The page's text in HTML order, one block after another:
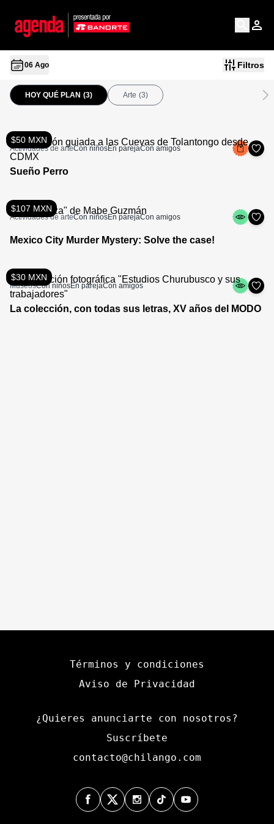
06 Ago Filtros
HOY QUÉ PLAN (3) Arte (3)
$50 MXN
Actividades de arteCon niñosEn parejaCon amigos
Sueño Perro
$107 MXN
Actividades de arteCon niñosEn parejaCon amigos
Mexico City Murder Mystery: Solve the case!
$30 MXN
MuseosCon niñosEn parejaCon amigos
La colección, con todas sus letras, XV años del MODO
Términos y condiciones
Aviso de Privacidad
¿Quieres anunciarte con nosotros?
Suscríbete
contacto@chilango.com